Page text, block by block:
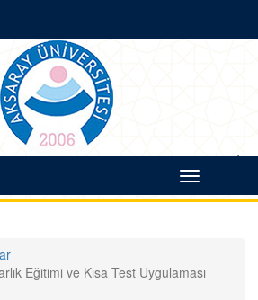
|
Toggle
Eğitimi ve Kısa Test Uygulaması